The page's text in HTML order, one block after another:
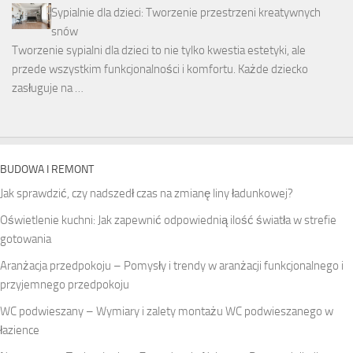
Sypialnie dla dzieci: Tworzenie przestrzeni kreatywnych
snów
Tworzenie sypialni dla dzieci to nie tylko kwestia estetyki, ale
przede wszystkim funkcjonalności i komfortu. Każde dziecko
zasługuje na …
BUDOWA I REMONT
Jak sprawdzić, czy nadszedł czas na zmianę liny ładunkowej?
Oświetlenie kuchni: Jak zapewnić odpowiednią ilość światła w strefie
gotowania
Aranżacja przedpokoju – Pomysły i trendy w aranżacji funkcjonalnego i
przyjemnego przedpokoju
WC podwieszany – Wymiary i zalety montażu WC podwieszanego w
łazience